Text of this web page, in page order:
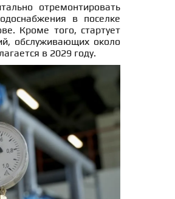
отремонтировать
в поселке
Кроме того, стартует
обслуживающих около
в 2029 году.